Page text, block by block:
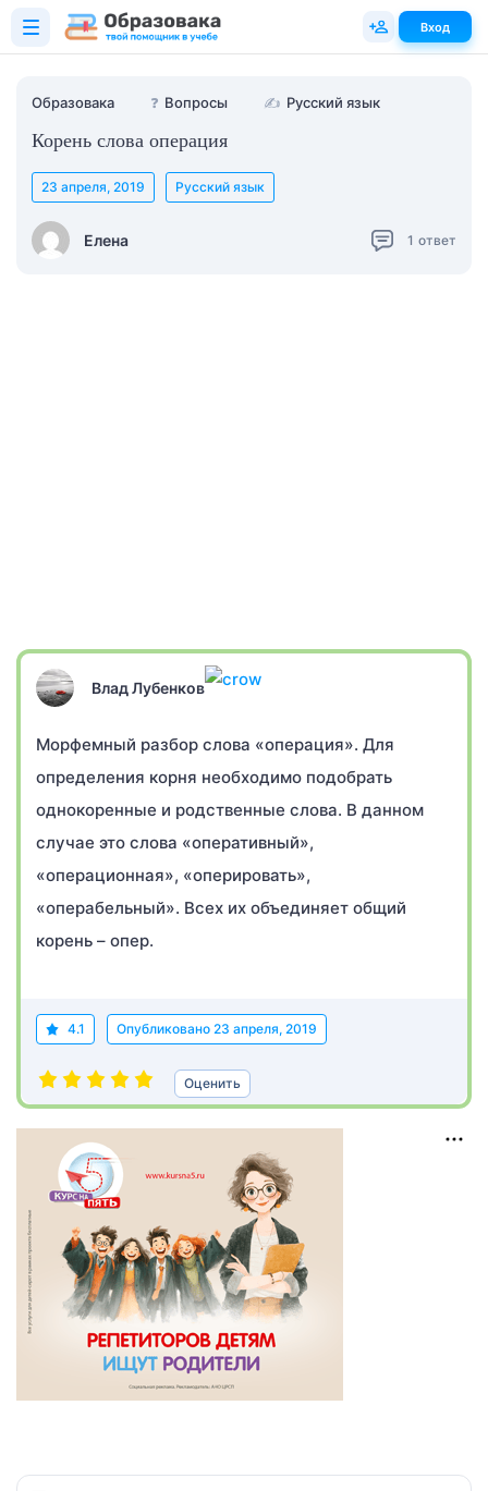
Образовака ❓ Вопросы ✍ Русский язык
Корень слова операция
Елена
23 апреля, 2019 Русский язык
1 ответ
Влад Лубенков
Морфемный разбор слова «операция». Для
определения корня необходимо подобрать
однокоренные и родственные слова. В данном
случае это слова «оперативный»,
«операционная», «оперировать»,
«операбельный». Всех их объединяет общий
корень – опер.
4.1 Опубликовано 23 апреля, 2019
Оценить
Вход